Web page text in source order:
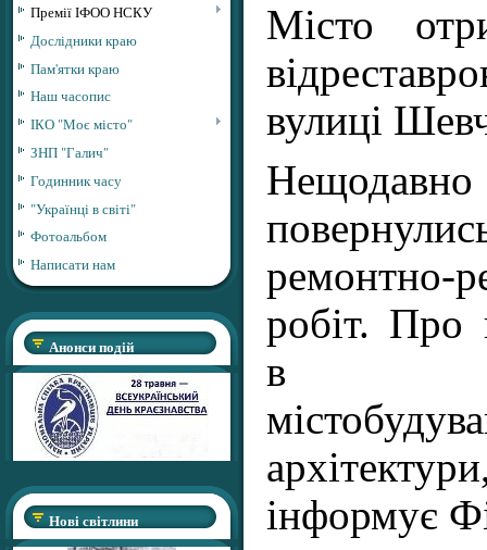
Премії ІФОО НСКУ
Дослідники краю
Пам'ятки краю
Наш часопис
ІКО "Моє місто"
ЗНП "Галич"
Годинник часу
"Українці в світі"
Фотоальбом
Написати нам
Анонси подій
Нові світлини
Місто
вулиці
ремонтно-
робіт. Про
в
інформує